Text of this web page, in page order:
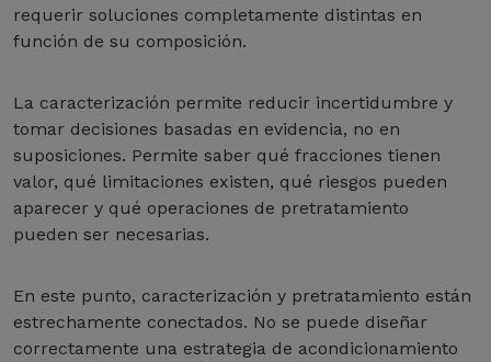
requerir soluciones completamente distintas en
función de su composición.
La caracterización permite reducir incertidumbre y
tomar decisiones basadas en evidencia, no en
suposiciones. Permite saber qué fracciones tienen
valor, qué limitaciones existen, qué riesgos pueden
aparecer y qué operaciones de pretratamiento
pueden ser necesarias.
En este punto, caracterización y pretratamiento están
estrechamente conectados. No se puede diseñar
correctamente una estrategia de acondicionamiento